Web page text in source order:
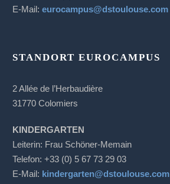
E-Mail:eurocampus@dstoulouse.com
STANDORT EUROCAMPUS
2 Allée de l’Herbaudière
31770 Colomiers
KINDERGARTEN
Leiterin: Frau Schöner-Memain
Telefon: +33 (0) 5 67 73 29 03
E-Mail: kindergarten@dstoulouse.com